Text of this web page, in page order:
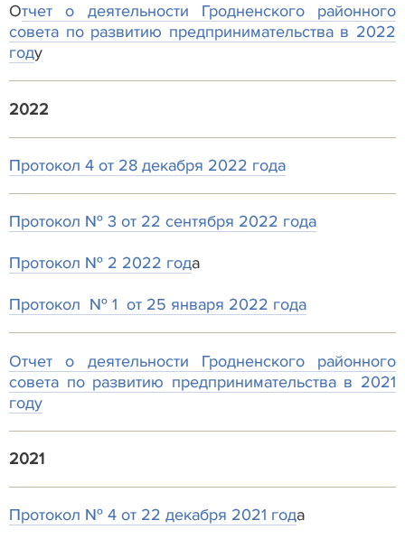
Отчет о деятельности Гродненского районного
совета по развитию предпринимательства в 2022
году
2022
Протокол 4 от 28 декабря 2022 года
Протокол № 3 от 22 сентября 2022 года
Протокол № 2 2022 года
Протокол № 1 от 25 января 2022 года
Отчет о деятельности Гродненского районного
совета по развитию предпринимательства в 2021
году
2021
Протокол № 4 от 22 декабря 2021 года